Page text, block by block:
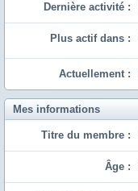
Dernière activité :
Plus actif dans :
Actuellement :
Mes informations
Titre du membre :
Âge :